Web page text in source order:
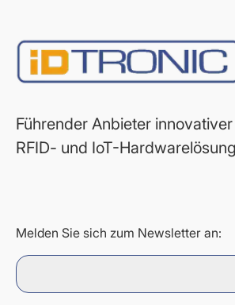
Führender Anbieter innovativer
RFID- und IoT-
Melden Sie sich zum Newsletter an: